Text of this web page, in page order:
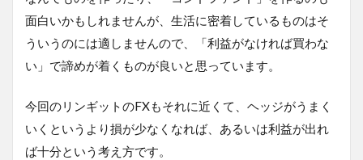
面白いかもしれませんが、生活に密着しているものはそ
ういうのには適しませんので、「利益がなければ買わな
い」で諦めが着くものが良いと思っています。
今回のリンギットのFXもそれに近くて、ヘッジがうまく
いくというより損が少なくなれば、あるいは利益が出れ
ば十分という考え方です。